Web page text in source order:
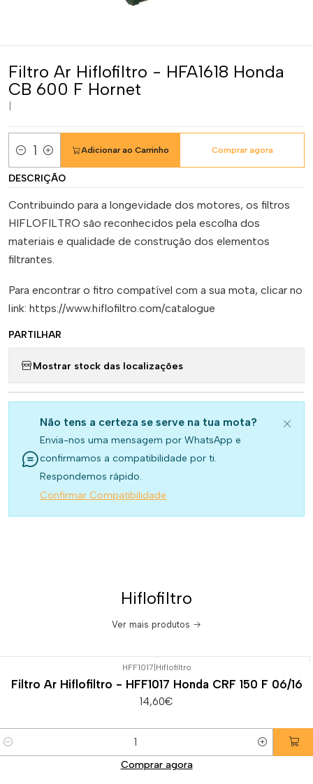
Filtro Ar Hiflofiltro - HFA1618 Honda
CB 600 F Hornet
Quantidade
Adicionar ao Carrinho Comprar agora
DESCRIÇÃO
Contribuindo para a longevidade dos motores, os filtros
HIFLOFILTRO são reconhecidos pela escolha dos
materiais e qualidade de construção dos elementos
filtrantes.
Para encontrar o fitro compatível com a sua mota, clicar no
link: https://www.hiflofiltro.com/catalogue
PARTILHAR
Mostrar stock das localizações
Não tens a certeza se serve na tua mota?
Envia-nos uma mensagem por WhatsApp e
confirmamos a compatibilidade por ti.
Respondemos rápido.
Confirmar Compatibilidade
Hiflofiltro
Ver mais produtos
HFF1017 Hiflofiltro
Filtro Ar Hiflofiltro - HFF1017 Honda CRF 150 F 06/16
14,60€
Comprar agora